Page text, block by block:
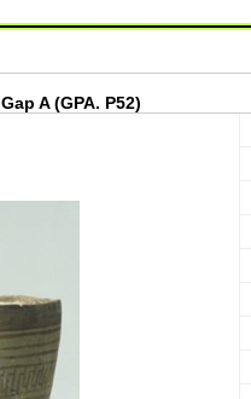
A (GPA. P52)